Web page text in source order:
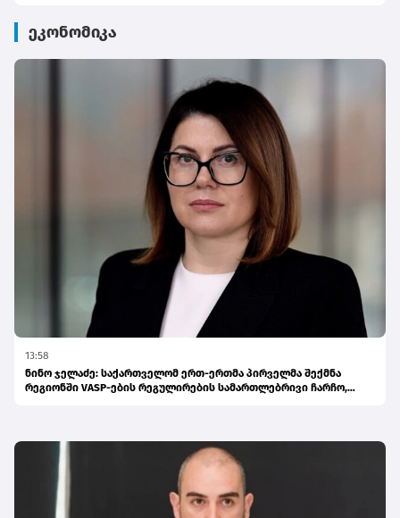
ეკონომიკა
13:58
ნინო ჯელაძე: საქართველომ ერთ-ერთმა პირველმა შექმნა
რეგიონში VASP-ების რეგულირების სამართლებრივი ჩარჩო,